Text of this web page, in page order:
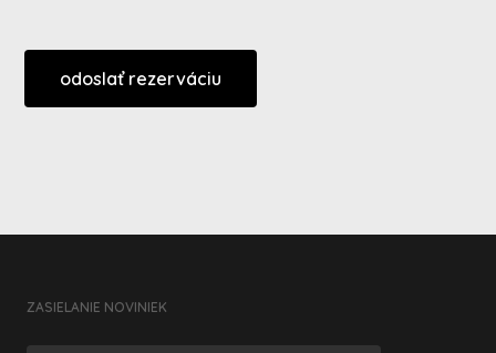
ZASIELANIE NOVINIEK